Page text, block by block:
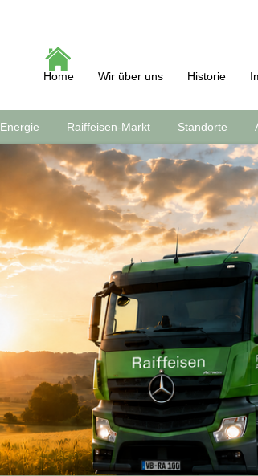
Home Wir über uns Historie
Energie Raiffeisen-Markt Standorte